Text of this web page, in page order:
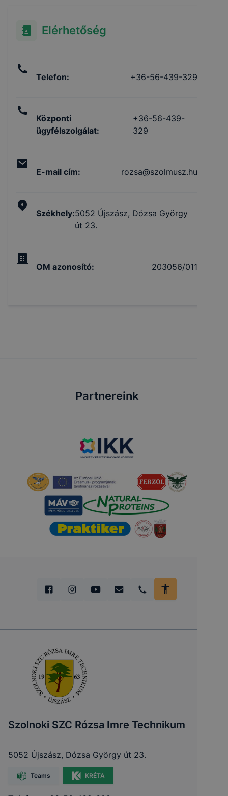
Elérhetőség
Telefon: +36-56-439-329
Központi
ügyfélszolgálat:
+36-56-439-
329
E-mail cím: rozsa@szolmusz.hu
Székhely:5052 Újszász, Dózsa György
út 23.
OM azonosító: 203056/011
Partnereink
Szolnoki SZC Rózsa Imre Technikum
5052 Újszász, Dózsa György út 23.
Teams KRÉTA